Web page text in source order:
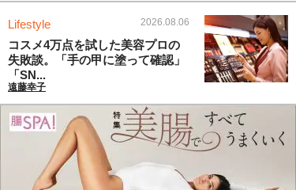
Lifestyle 2026.08.06
コスメ4万点を試した美容プロの
失敗談。「手の甲に塗って確認」
「SN...
遠藤幸子